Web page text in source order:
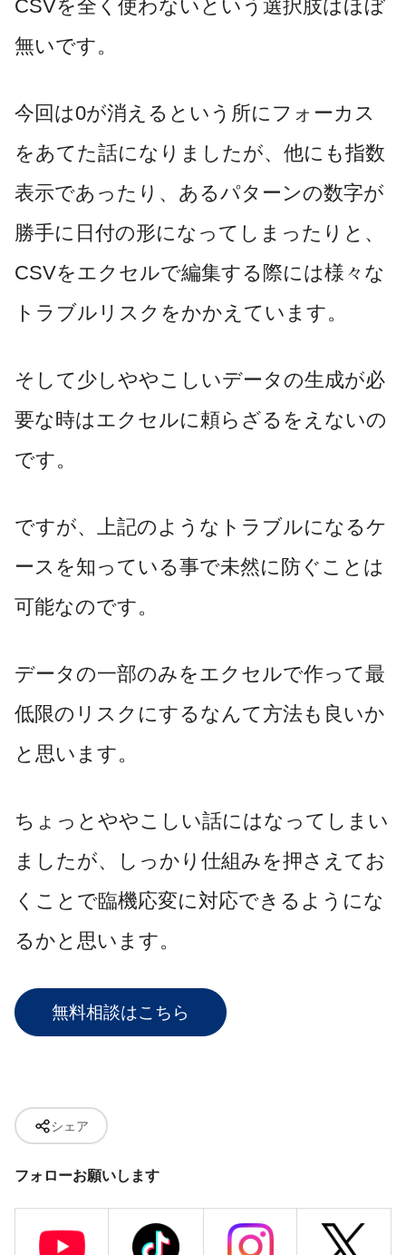
CSVを全く使わないという選択肢はほぼ
無いです。
今回は0が消えるという所にフォーカス
をあてた話になりましたが、他にも指数
表示であったり、あるパターンの数字が
勝手に日付の形になってしまったりと、
CSVをエクセルで編集する際には様々な
トラブルリスクをかかえています。
そして少しややこしいデータの生成が必
要な時はエクセルに頼らざるをえないの
です。
ですが、上記のようなトラブルになるケ
ースを知っている事で未然に防ぐことは
可能なのです。
データの一部のみをエクセルで作って最
低限のリスクにするなんて方法も良いか
と思います。
ちょっとややこしい話にはなってしまい
ましたが、しっかり仕組みを押さえてお
くことで臨機応変に対応できるようにな
るかと思います。
無料相談はこちら
シェア
フォローお願いします